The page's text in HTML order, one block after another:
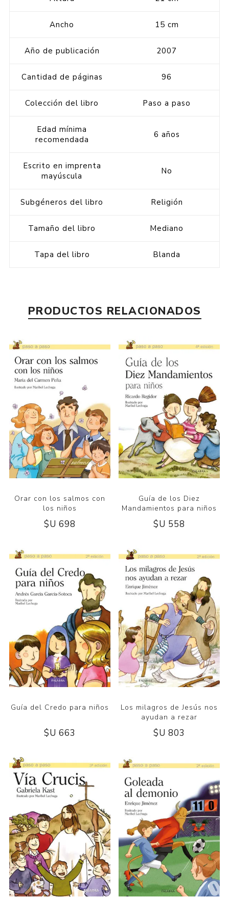
Ancho 15 cm
Año de publicación 2007
Cantidad de páginas 96
Colección del libro Paso a paso
Edad mínima
recomendada
6 años
Escrito en imprenta
mayúscula
No
Subgéneros del libro Religión
Tamaño del libro Mediano
Tapa del libro Blanda
PRODUCTOS RELACIONADOS
Orar con los salmos con
los niños
$U 698
Guía de los Diez
Mandamientos para niños
$U 558
Guía del Credo para niños
$U 663
Los milagros de Jesús nos
ayudan a rezar
$U 803